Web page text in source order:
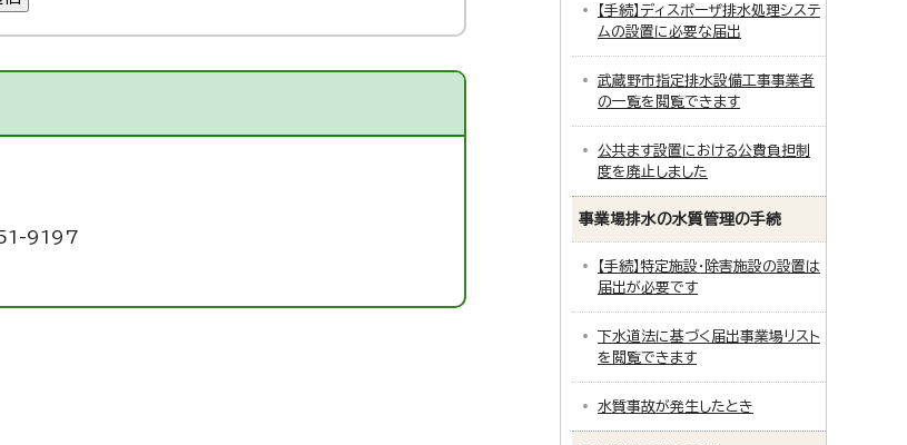
9197
【手続】ディスポーザ排水処理システ
ムの設置に必要な届出
武蔵野市指定排水設備工事事業者
の一覧を閲覧できます
公共ます設置における公費負担制
度を廃止しました
事業場排水の水質管理の手続
【手続】特定施設・除害施設の設置は
届出が必要です
下水道法に基づく届出事業場リスト
を閲覧できます
水質事故が発生したとき